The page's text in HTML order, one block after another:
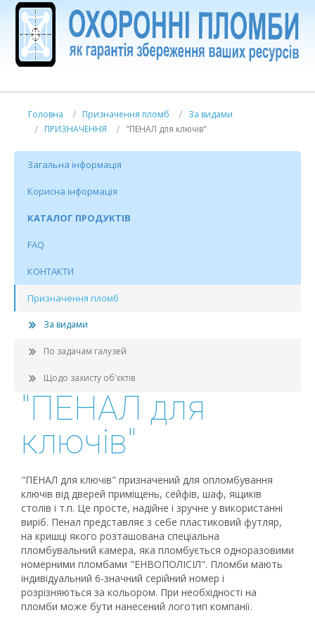
Головна Призначення пломб
За видами
ПРИЗНАЧЕННЯ
"ПЕНАЛ для ключів"
Загальна інформація
Корисна інформація
КАТАЛОГ ПРОДУКТІВ
FAQ
КОНТАКТИ
Призначення пломб
За видами
По задачам галузей
Щодо захисту об'єктів
"ПЕНАЛ для
ключів"
"ПЕНАЛ для ключів" призначений для опломбування
ключів від дверей приміщень, сейфів, шаф, ящиків
столів і т.п. Це просте, надійне і зручне у використанні
виріб. Пенал представляє з себе пластиковий футляр,
на кришці якого розташована спеціальна
пломбувальний камера, яка пломбується одноразовими
номерними пломбами "ЕНВОПОЛІСІЛ". Пломби мають
індивідуальний 6-значний серійний номер і
розрізняються за кольором. При необхідності на
пломби може бути нанесений логотип компанії.